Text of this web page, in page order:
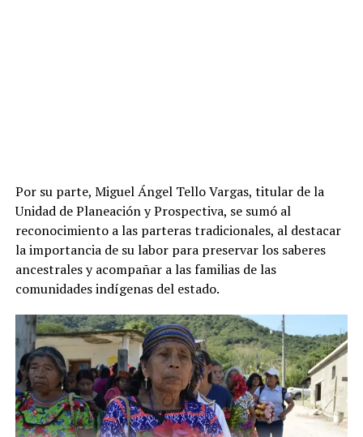
Por su parte, Miguel Ángel Tello Vargas, titular de la
Unidad de Planeación y Prospectiva, se sumó al
reconocimiento a las parteras tradicionales, al destacar
la importancia de su labor para preservar los saberes
ancestrales y acompañar a las familias de las
comunidades indígenas del estado.